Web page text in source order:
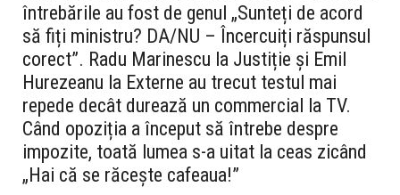
întrebările au fost de genul „Sunteți de acord
să fiți ministru? DA/NU – Încercuiți răspunsul
corect”. Radu Marinescu la Justiție și Emil
Hurezeanu la Externe au trecut testul mai
repede decât durează un commercial la TV.
Când opoziția a început să întrebe despre
impozite, toată lumea s-a uitat la ceas zicând
„Hai că se răcește cafeaua!”